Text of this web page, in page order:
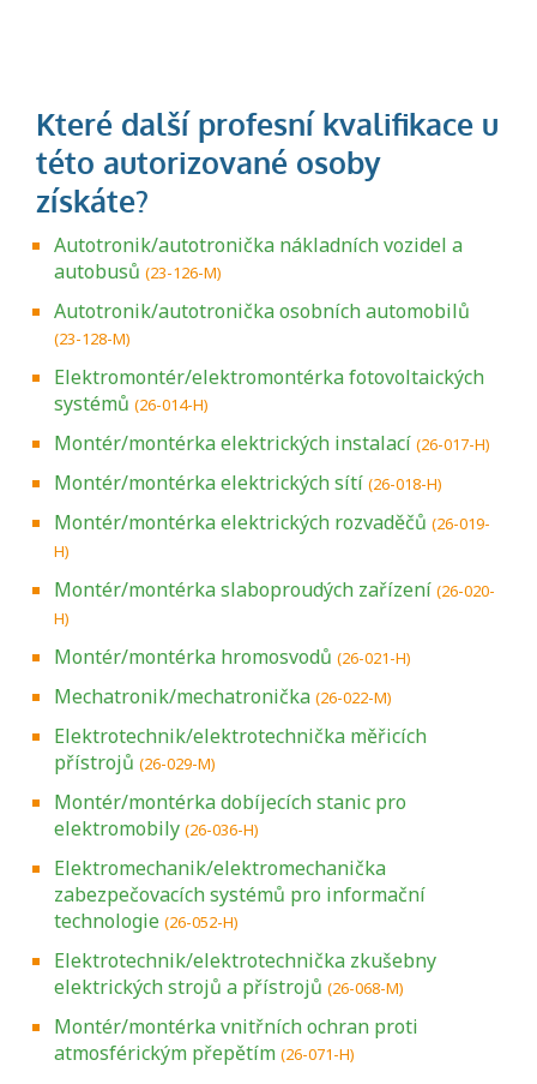
Autotronik/autotronička nákladních vozidel a
autobusů (23-126-M)
Autotronik/autotronička osobních automobilů
(23-128-M)
Elektromontér/elektromontérka fotovoltaických
systémů (26-014-H)
Montér/montérka elektrických instalací (26-017-H)
Montér/montérka elektrických sítí (26-018-H)
Montér/montérka elektrických rozvaděčů (26-019-
H)
Montér/montérka slaboproudých zařízení (26-020-
H)
Montér/montérka hromosvodů (26-021-H)
Mechatronik/mechatronička (26-022-M)
Elektrotechnik/elektrotechnička měřicích
přístrojů (26-029-M)
Montér/montérka dobíjecích stanic pro
elektromobily (26-036-H)
Elektromechanik/elektromechanička
zabezpečovacích systémů pro informační
technologie (26-052-H)
Elektrotechnik/elektrotechnička zkušebny
elektrických strojů a přístrojů (26-068-M)
Montér/montérka vnitřních ochran proti
atmosférickým přepětím (26-071-H)